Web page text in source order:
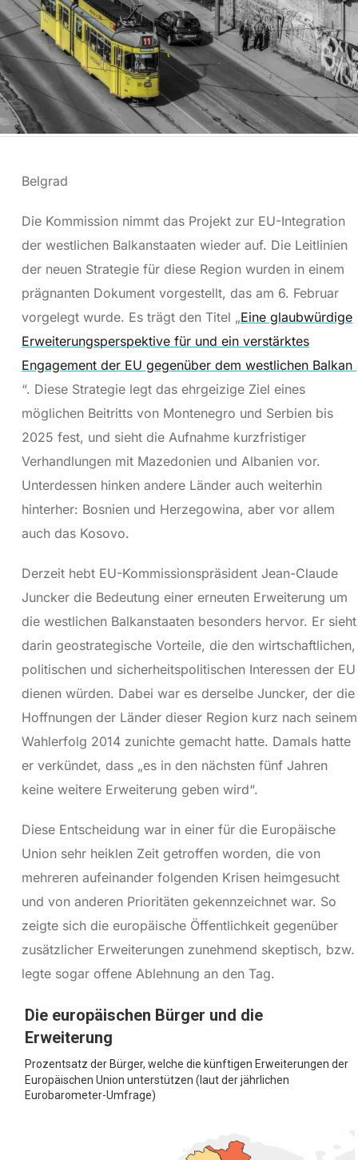
Belgrad
Die Kommission nimmt das Projekt zur EU-Integration
der westlichen Balkanstaaten wieder auf. Die Leitlinien
der neuen Strategie für diese Region wurden in einem
prägnanten Dokument vorgestellt, das am 6. Februar
vorgelegt wurde. Es trägt den Titel „Eine glaubwürdige
Erweiterungsperspektive für und ein verstärktes
Engagement der EU gegenüber dem westlichen Balkan
“. Diese Strategie legt das ehrgeizige Ziel eines
möglichen Beitritts von Montenegro und Serbien bis
2025 fest, und sieht die Aufnahme kurzfristiger
Verhandlungen mit Mazedonien und Albanien vor.
Unterdessen hinken andere Länder auch weiterhin
hinterher: Bosnien und Herzegowina, aber vor allem
auch das Kosovo.
Derzeit hebt EU-Kommissionspräsident Jean-Claude
Juncker die Bedeutung einer erneuten Erweiterung um
die westlichen Balkanstaaten besonders hervor. Er sieht
darin geostrategische Vorteile, die den wirtschaftlichen,
politischen und sicherheitspolitischen Interessen der EU
dienen würden. Dabei war es derselbe Juncker, der die
Hoffnungen der Länder dieser Region kurz nach seinem
Wahlerfolg 2014 zunichte gemacht hatte. Damals hatte
er verkündet, dass „es in den nächsten fünf Jahren
keine weitere Erweiterung geben wird“.
Diese Entscheidung war in einer für die Europäische
Union sehr heiklen Zeit getroffen worden, die von
mehreren aufeinander folgenden Krisen heimgesucht
und von anderen Prioritäten gekennzeichnet war. So
zeigte sich die europäische Öffentlichkeit gegenüber
zusätzlicher Erweiterungen zunehmend skeptisch, bzw.
legte sogar offene Ablehnung an den Tag.